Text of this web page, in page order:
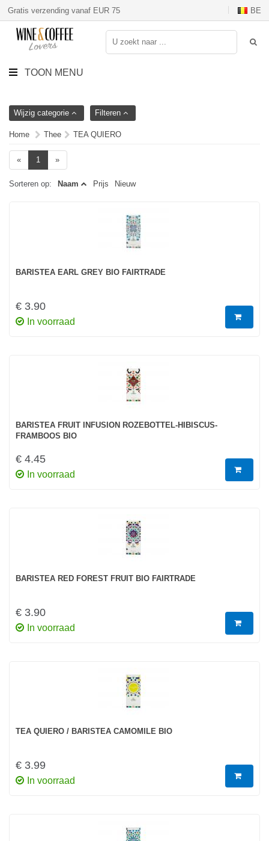
Gratis verzending vanaf EUR 75 BE
TOON MENU
Wijzig categorie Filteren
Home Thee TEA QUIERO
« 1 »
Sorteren op: Naam Prijs Nieuw
BARISTEA EARL GREY BIO FAIRTRADE
€ 3.90
In voorraad
BARISTEA FRUIT INFUSION ROZEBOTTEL-HIBISCUS-
FRAMBOOS BIO
€ 4.45
In voorraad
BARISTEA RED FOREST FRUIT BIO FAIRTRADE
€ 3.90
In voorraad
TEA QUIERO / BARISTEA CAMOMILE BIO
€ 3.99
In voorraad